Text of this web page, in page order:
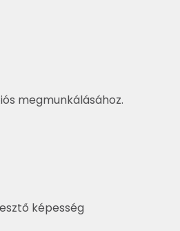
megmunkálásához.
képesség